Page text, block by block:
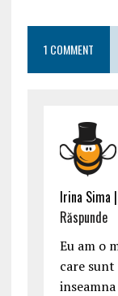
cumperi
1 COMMENT
Irina Sima |
Răspunde
Eu am o
care